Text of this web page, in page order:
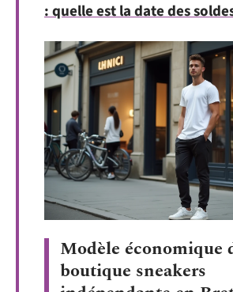
: quelle est la date des
Modèle économique
boutique sneakers